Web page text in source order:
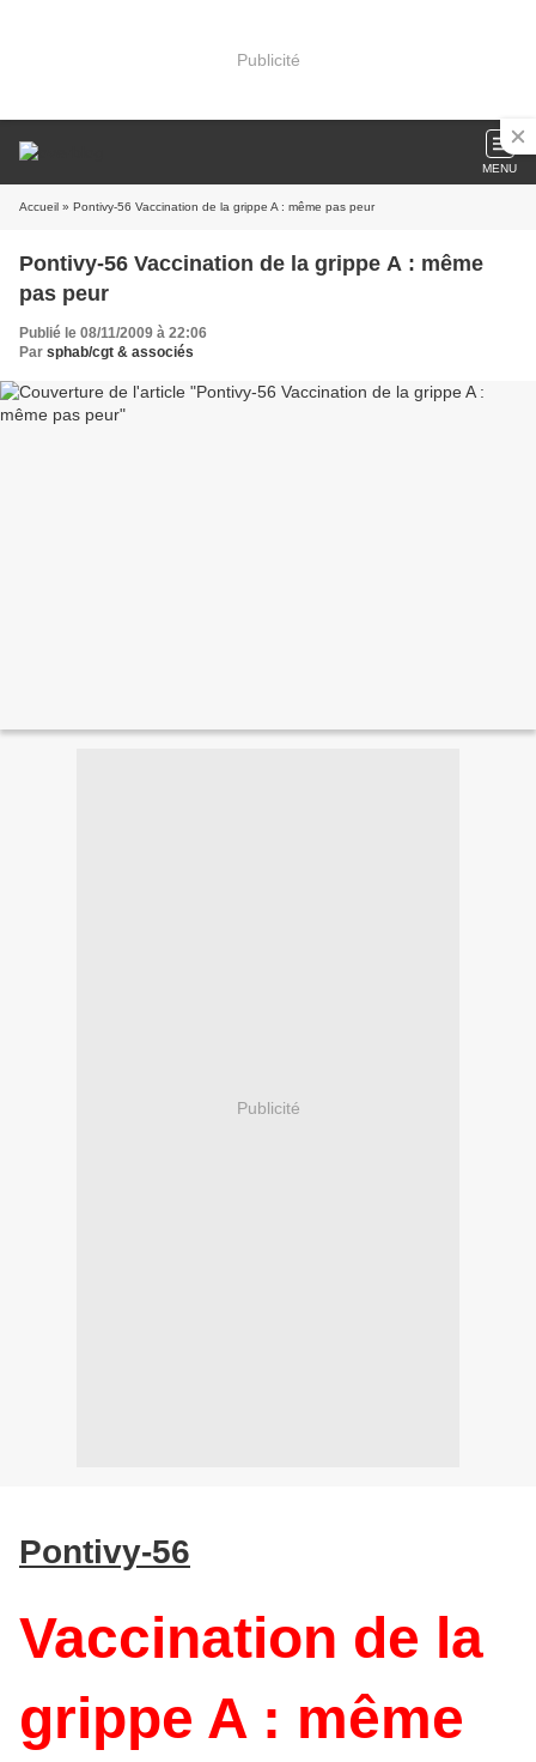
Publicité
MENU
Accueil » Pontivy-56 Vaccination de la grippe A : même pas peur
Pontivy-56 Vaccination de la grippe A : même
pas peur
Publié le 08/11/2009 à 22:06
Par sphab/cgt & associés
Publicité
Pontivy-56
Vaccination de la
grippe A : même